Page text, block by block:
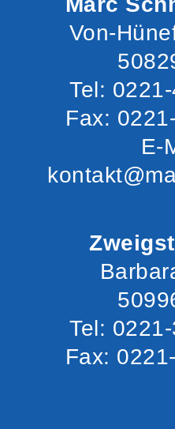
Von-
Tel:
Fax:
E-
Tel:
Fax: